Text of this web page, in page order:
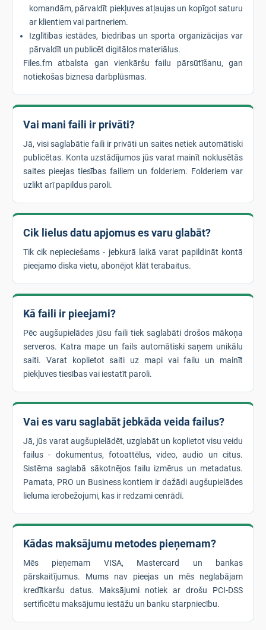
komandām, pārvaldīt piekļuves atļaujas un kopīgot saturu
ar klientiem vai partneriem.
Izglītības iestādes, biedrības un sporta organizācijas var
pārvaldīt un publicēt digitālos materiālus.
Files.fm atbalsta gan vienkāršu failu pārsūtīšanu, gan
notiekošas biznesa darbplūsmas.
Vai mani faili ir privāti?
Jā, visi saglabātie faili ir privāti un saites netiek automātiski
publicētas. Konta uzstādījumos jūs varat mainīt noklusētās
saites pieejas tiesības failiem un folderiem. Folderiem var
uzlikt arī papildus paroli.
Cik lielus datu apjomus es varu glabāt?
Tik cik nepieciešams - jebkurā laikā varat papildināt kontā
pieejamo diska vietu, abonējot klāt terabaitus.
Kā faili ir pieejami?
Pēc augšupielādes jūsu faili tiek saglabāti drošos mākoņa
serveros. Katra mape un fails automātiski saņem unikālu
saiti. Varat koplietot saiti uz mapi vai failu un mainīt
piekļuves tiesības vai iestatīt paroli.
Vai es varu saglabāt jebkāda veida failus?
Jā, jūs varat augšupielādēt, uzglabāt un koplietot visu veidu
failus - dokumentus, fotoattēlus, video, audio un citus.
Sistēma saglabā sākotnējos failu izmērus un metadatus.
Pamata, PRO un Business kontiem ir dažādi augšupielādes
lieluma ierobežojumi, kas ir redzami cenrādī.
Kādas maksājumu metodes pieņemam?
Mēs pieņemam VISA, Mastercard un bankas
pārskaitījumus. Mums nav pieejas un mēs neglabājam
kredītkaršu datus. Maksājumi notiek ar drošu PCI-DSS
sertificētu maksājumu iestāžu un banku starpniecību.